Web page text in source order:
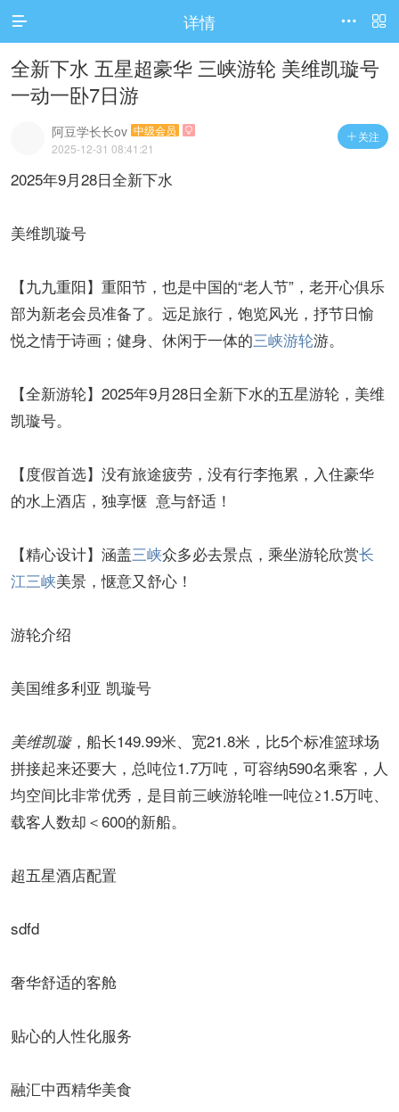
 详情 

全新下水 五星超豪华 三峡游轮 美维凯璇号
一动一卧7日游
 关注
阿豆学长长ov 中级会员 
2025-12-31 08:41:21
2025年9月28日全新下水
美维凯璇号
【九九重阳】重阳节，也是中国的“老人节”，老开心俱乐
部为新老会员准备了。远足旅行，饱览风光，抒节日愉
悦之情于诗画；健身、休闲于一体的三峡游轮游。
【全新游轮】2025年9月28日全新下水的五星游轮，美维
凯璇号。
【度假首选】没有旅途疲劳，没有行李拖累，入住豪华
的水上酒店，独享惬 意与舒适！
【精心设计】涵盖三峡众多必去景点，乘坐游轮欣赏长
江三峡美景，惬意又舒心！
游轮介绍
美国维多利亚 凯璇号
美维凯璇，船长149.99米、宽21.8米，比5个标准篮球场
拼接起来还要大，总吨位1.7万吨，可容纳590名乘客，人
均空间比非常优秀，是目前三峡游轮唯一吨位≥1.5万吨、
载客人数却＜600的新船。
超五星酒店配置
sdfd
奢华舒适的客舱
贴心的人性化服务
融汇中西精华美食